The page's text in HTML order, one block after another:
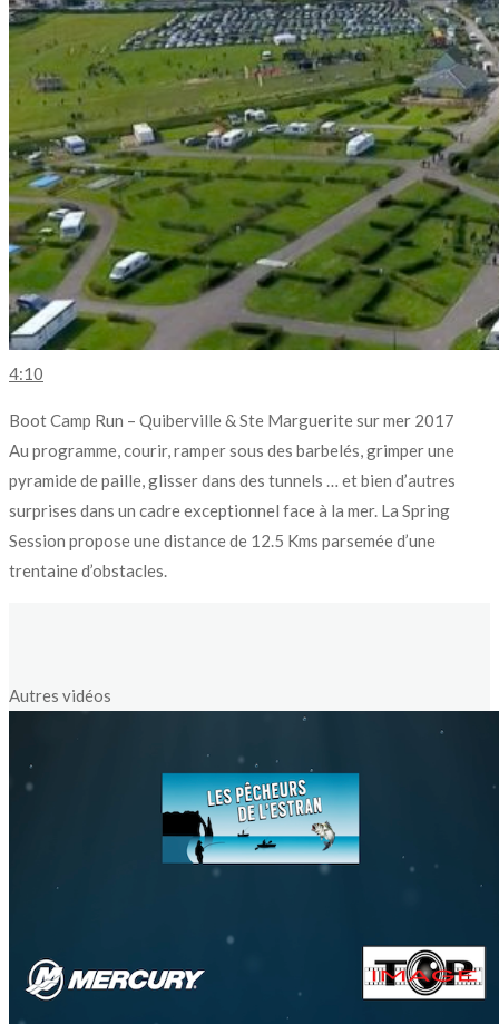
4:10
Boot Camp Run – Quiberville & Ste Marguerite sur mer 2017
Au programme, courir, ramper sous des barbelés, grimper une
pyramide de paille, glisser dans des tunnels … et bien d’autres
surprises dans un cadre exceptionnel face à la mer. La Spring
Session propose une distance de 12.5 Kms parsemée d’une
trentaine d’obstacles.
Autres vidéos